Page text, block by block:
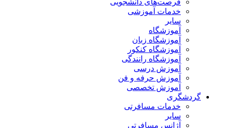
فرصت‌های دانشجویی
خدمات آموزشی
سایر
آموزشگاه
آموزشگاه زبان
آموزشگاه کنکور
آموزشگاه رانندگی
آموزش درسی
آموزش حرفه و فن
آموزش تخصصی
گردشگری
خدمات مسافرتی
سایر
آژانس مسافرتی